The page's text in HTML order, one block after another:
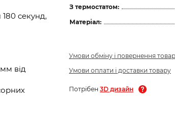
секунд,
мм від
З термостатом:
Матеріал:
Умови обміну і повернення
Умови оплати і доставки товару
Потрібен 3D дизайн